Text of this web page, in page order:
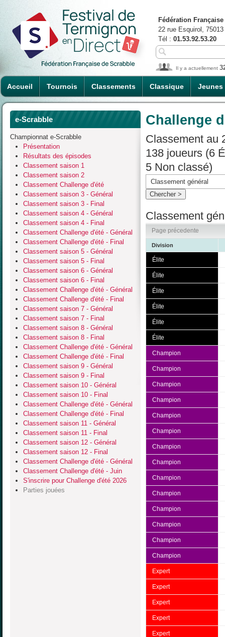
Accueil Tournois Classements Classique Jeunes
Fédération
22 rue Esquirol,
Tél : 01.53.92.53.20
Il y a actuellement
e-Scrabble
Championnat e-Scrabble
Présentation
Résultats des épisodes
Classement saison 1
Classement saison 2
Classement Challenge d'été
Classement saison 3 - Général
Classement saison 3 - Final
Classement saison 4 - Général
Classement saison 4 - Final
Classement Challenge d'été - Général
Classement Challenge d'été - Final
Classement saison 5 - Général
Classement saison 5 - Final
Classement saison 6 - Général
Classement saison 6 - Final
Classement Challenge d'été - Général
Classement Challenge d'été - Final
Classement saison 7 - Général
Classement saison 7 - Final
Classement saison 8 - Général
Classement saison 8 - Final
Classement Challenge d'été - Général
Classement Challenge d'été - Final
Classement saison 9 - Général
Classement saison 9 - Final
Classement saison 10 - Général
Classement saison 10 - Final
Classement Challenge d'été - Général
Classement Challenge d'été - Final
Classement saison 11 - Général
Classement saison 11 - Final
Classement saison 12 - Général
Classement saison 12 - Final
Classement Challenge d'été - Général
Classement Challenge d'été - Juin
S'inscrire pour Challenge d'été 2026
Parties jouées
Challenge
Classement au
138 joueurs (6
5 Non classé)
Classement
Page précedente
Division
Élite
Élite
Élite
Élite
Élite
Élite
Champion
Champion
Champion
Champion
Champion
Champion
Champion
Champion
Champion
Champion
Champion
Champion
Champion
Champion
Expert
Expert
Expert
Expert
Expert